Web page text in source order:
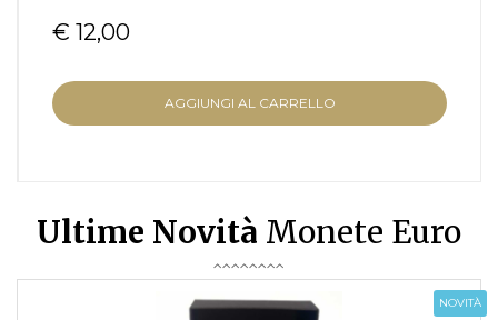
€ 12,00
AGGIUNGI AL CARRELLO
Ultime Novità Monete Euro
NOVITÀ